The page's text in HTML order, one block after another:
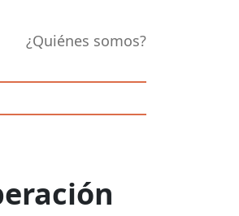
¿Quiénes somos?